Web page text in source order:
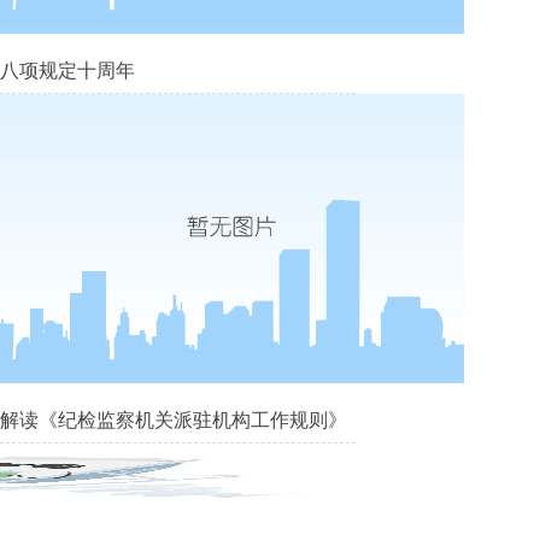
八项规定十周年
解读《纪检监察机关派驻机构工作规则》